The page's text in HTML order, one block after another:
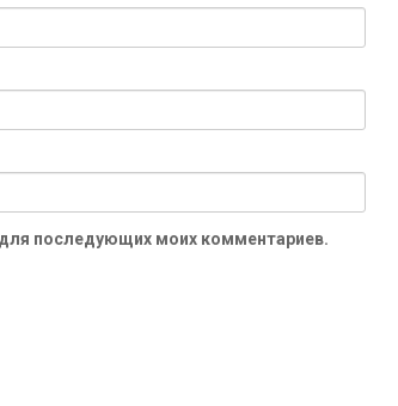
последующих моих комментариев.